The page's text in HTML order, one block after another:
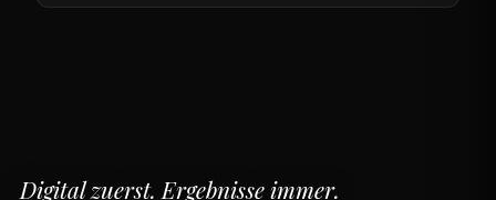
Digital zuerst. Ergebnisse immer.